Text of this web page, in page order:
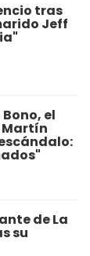
tras
Jeff
el
de La
su